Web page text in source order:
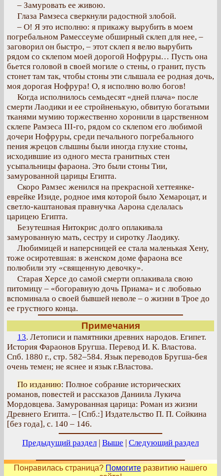
– Замуровать ее живою.
Глаза Рамзеса сверкнули радостной злобой.
– О! Я это исполню: я прикажу вырубить в моем
погребальном Рамессеуме обширный склеп для нее, –
заговорил он быстро, – этот склеп я велю вырубить
рядом со склепом моей дорогой Нофруры… Пусть она
бьется головой в своей могиле о стены, о гранит, пусть
стонет там так, чтобы стоны эти слышала ее родная дочь,
моя дорогая Нофрура! О, я исполню волю богов!
Когда исполнилось семьдесят «дней плача» после
смерти Лаодики и ее стройненькую, обвитую богатыми
тканями мумию торжественно хоронили в царственном
склепе Рамзеса III-го, рядом со склепом его любимой
дочери Нофруры, среди печального погребального
пения жрецов слышны были иногда глухие стоны,
исходившие из одного места гранитных стен
усыпальницы фараона. Это были стоны Тии,
замурованной царицы Египта.
Скоро Рамзес женился на прекрасной хеттеянке-
еврейке Изиде, родное имя которой было Хемароцат, и
светло-каштановая правнучка Аарона сделалась
царицею Египта.
Безутешная Нитокрис долго оплакивала
замурованную мать, сестру и сиротку Лаодику.
Любимицей и наперсницей ее стала маленькая Хену,
тоже осиротевшая: в женском доме фараона все
полюбили эту «священную девочку».
Старая Херсе до самой смерти оплакивала свою
питомицу – «богоравную дочь Приама» и с любовью
вспоминала о своей бывшей неволе – о жизни в Трое до
ее грустного конца.
Примечания
13. Летописи и памятники древних народов. Египет.
История Фараонов Бругша. Перевод И. К. Властова.
Спб. 1880 г., стр. 582–584. Язык переводов Бругша-бея
очень темен; не яснее и язык г.Властова.
По изданию: Полное собрание исторических
романов, повестей и рассказов Даниила Лукича
Мордовцева. Замурованная царица: Роман из жизни
Древнего Египта. – [Спб.:] Издательство П. П. Сойкина
[без года], с. 140 – 146.
Предыдущий раздел | Выше | Следующий раздел
Понравилась страница? Помогите развитию нашего